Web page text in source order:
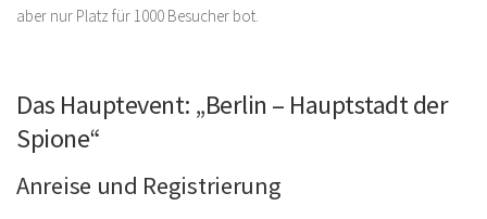
aber nur Platz für 1000 Besucher bot.
Das Hauptevent: „Berlin – Hauptstadt der
Spione“
Anreise und Registrierung